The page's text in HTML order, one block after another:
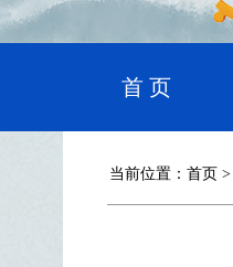
首 页
当前位置： 首页 >